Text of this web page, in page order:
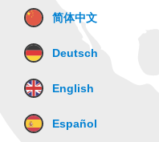
简体中文
Deutsch
English
Español